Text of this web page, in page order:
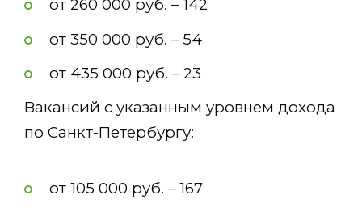
от 260 000 руб. – 142
от 350 000 руб. – 54
от 435 000 руб. – 23
Вакансий с указанным уровнем дохода
по Санкт-Петербургу:
от 105 000 руб. – 167